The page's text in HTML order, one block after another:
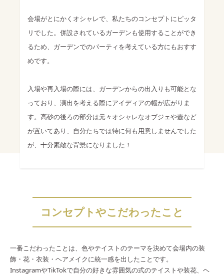
会場がとにかくオシャレで、私たちのコンセプトにピッタ
リでした。併設されているガーデンも使用することができ
るため、ガーデンでのパーティを考えている方にもおすす
めです。
入場や再入場の際には、ガーデンからの出入りも可能とな
っており、演出を考える際にアイディアの幅が広がりま
す。高砂の後ろの部分は元々オシャレなオブジェや壺など
が置いてあり、自分たちでは特に何も用意しませんでした
が、十分素敵な背景になりました！
コンセプトやこだわったこと
一番こだわったことは、色やテイストのテーマを決めて会場内の装
飾・花・衣装・ヘアメイクに統一感を出したことです。
InstagramやTikTokで自分の好きな雰囲気の式のテイストや装花、ヘ